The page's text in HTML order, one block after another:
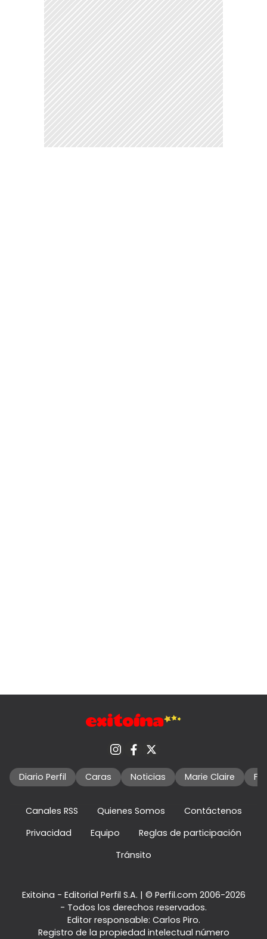
Diario Perfil Caras Noticias Marie Claire
Canales RSS Quienes Somos
Contáctenos
Privacidad
Equipo
Reglas de participación
Tránsito
Exitoina - Editorial Perfil S.A. | © Perfil.com 2006-2026
- Todos los derechos reservados.
Editor responsable: Carlos Piro.
Registro de la propiedad intelectual número